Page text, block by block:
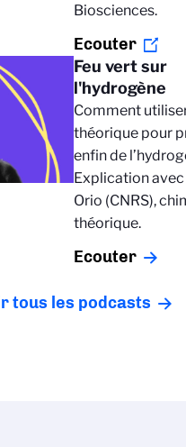
Biosciences.
Ecouter
Feu vert sur
l'hydrogène
Comment
théorique pour
enfin de
Explication
Orio (CNRS),
théorique.
Ecouter
tous les podcasts